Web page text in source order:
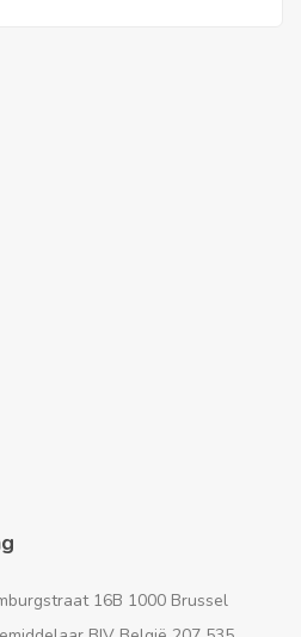
16B 1000 Brussel